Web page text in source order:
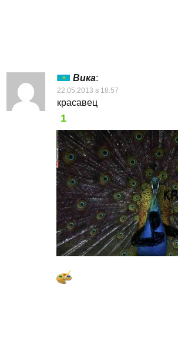
Вика:
22.05.2013 в 18:57
красавец
1